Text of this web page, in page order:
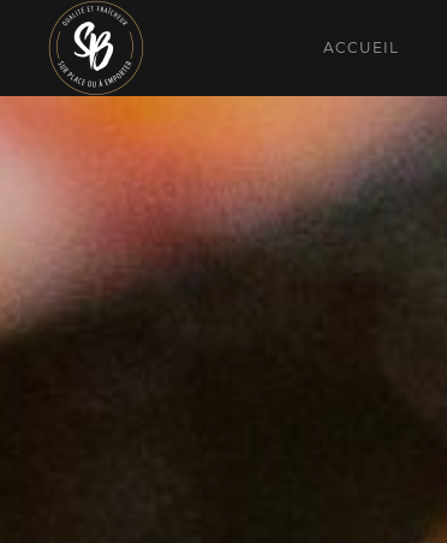
ACCUEIL